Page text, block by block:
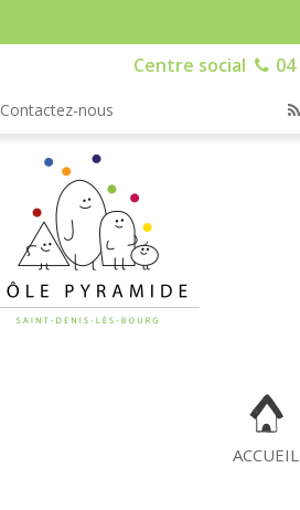
Centre social
Contactez-nous
ACCUEIL